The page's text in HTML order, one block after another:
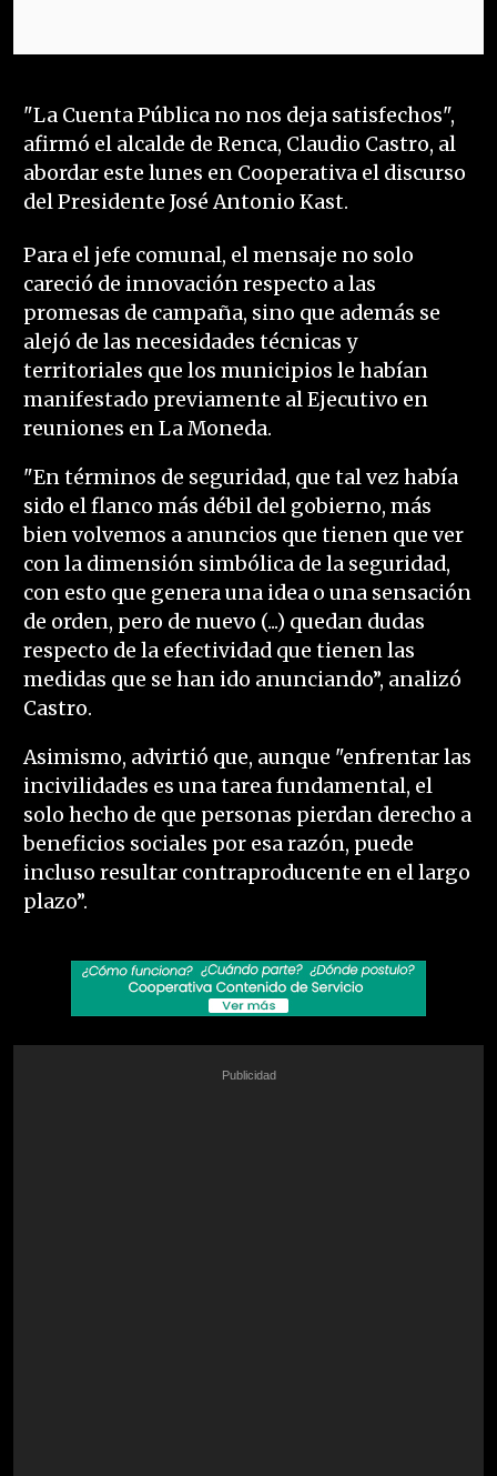
"La Cuenta Pública no nos deja satisfechos",
afirmó el alcalde de Renca, Claudio Castro, al
abordar este lunes en Cooperativa el discurso
del Presidente José Antonio Kast.
Para el jefe comunal, el mensaje no solo
careció de innovación respecto a las
promesas de campaña, sino que además se
alejó de las necesidades técnicas y
territoriales que los municipios le habían
manifestado previamente al Ejecutivo en
reuniones en La Moneda.
"En términos de seguridad, que tal vez había
sido el flanco más débil del gobierno, más
bien volvemos a anuncios que tienen que ver
con la dimensión simbólica de la seguridad,
con esto que genera una idea o una sensación
de orden, pero de nuevo (...) quedan dudas
respecto de la efectividad que tienen las
medidas que se han ido anunciando”, analizó
Castro.
Asimismo, advirtió que, aunque "enfrentar las
incivilidades es una tarea fundamental, el
solo hecho de que personas pierdan derecho a
beneficios sociales por esa razón, puede
incluso resultar contraproducente en el largo
plazo”.